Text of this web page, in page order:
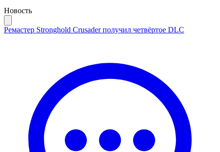
Новость
Ремастер Stronghold Crusader получил четвёртое DLC